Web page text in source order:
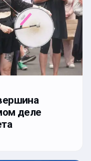
деле